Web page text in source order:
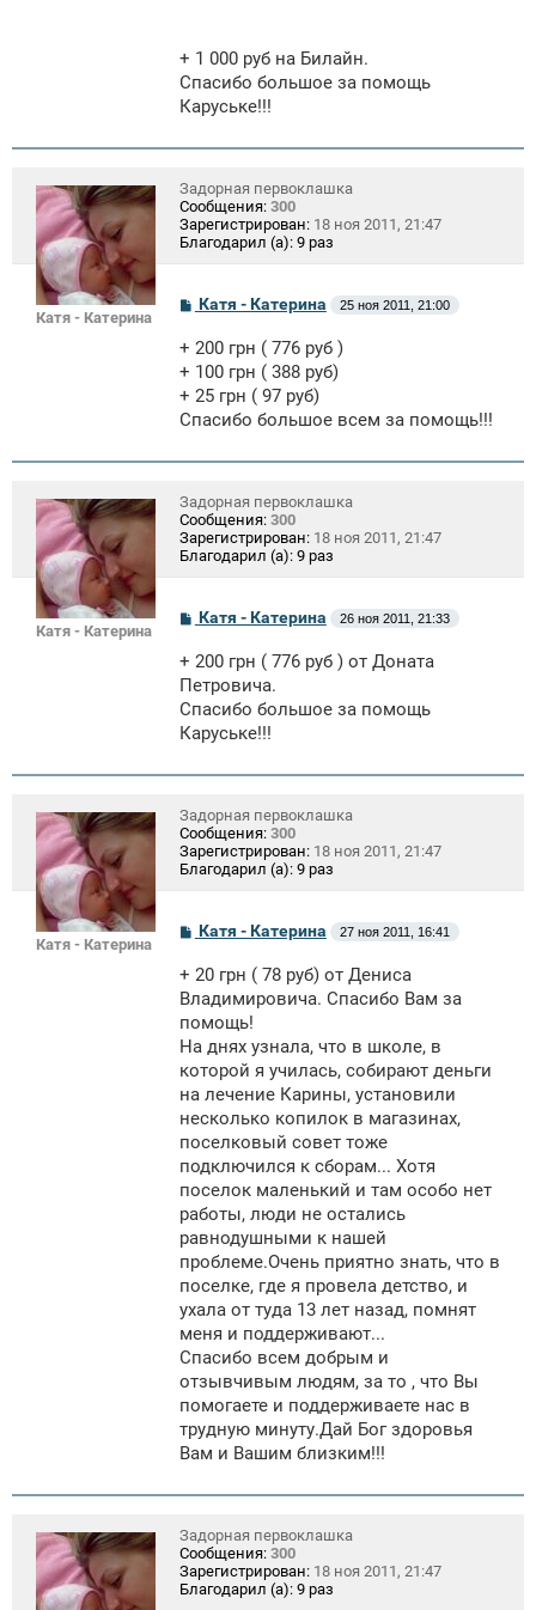
+ 1 000 руб на Билайн.
Спасибо большое за помощь
Каруське!!!
Катя - Катерина
Задорная первоклашка
Сообщения: 300
Зарегистрирован: 18 ноя 2011, 21:47
Благодарил (а): 9 раз
С
б
щ
е
н
и
Катя - Катерина 25 ноя 2011, 21:00
+ 200 грн ( 776 руб )
+ 100 грн ( 388 руб)
+ 25 грн ( 97 руб)
Спасибо большое всем за помощь!!!
Катя - Катерина
Задорная первоклашка
Сообщения: 300
Зарегистрирован: 18 ноя 2011, 21:47
Благодарил (а): 9 раз
С
б
щ
н
и
Катя - Катерина 26 ноя 2011, 21:33
+ 200 грн ( 776 руб ) от Доната
Петровича.
Спасибо большое за помощь
Каруське!!!
Катя - Катерина
Задорная первоклашка
Сообщения: 300
Зарегистрирован: 18 ноя 2011, 21:47
Благодарил (а): 9 раз
С
б
щ
н
и
Катя - Катерина 27 ноя 2011, 16:41
+ 20 грн ( 78 руб) от Дениса
Владимировича. Спасибо Вам за
помощь!
На днях узнала, что в школе, в
которой я училась, собирают деньги
на лечение Карины, установили
несколько копилок в магазинах,
поселковый совет тоже
подключился к сборам... Хотя
поселок маленький и там особо нет
работы, люди не остались
равнодушными к нашей
проблеме.Очень приятно знать, что в
поселке, где я провела детство, и
ухала от туда 13 лет назад, помнят
меня и поддерживают...
Спасибо всем добрым и
отзывчивым людям, за то , что Вы
помогаете и поддерживаете нас в
трудную минуту.Дай Бог здоровья
Вам и Вашим близким!!!
Задорная первоклашка
Сообщения: 300
Зарегистрирован: 18 ноя 2011, 21:47
Благодарил (а): 9 раз